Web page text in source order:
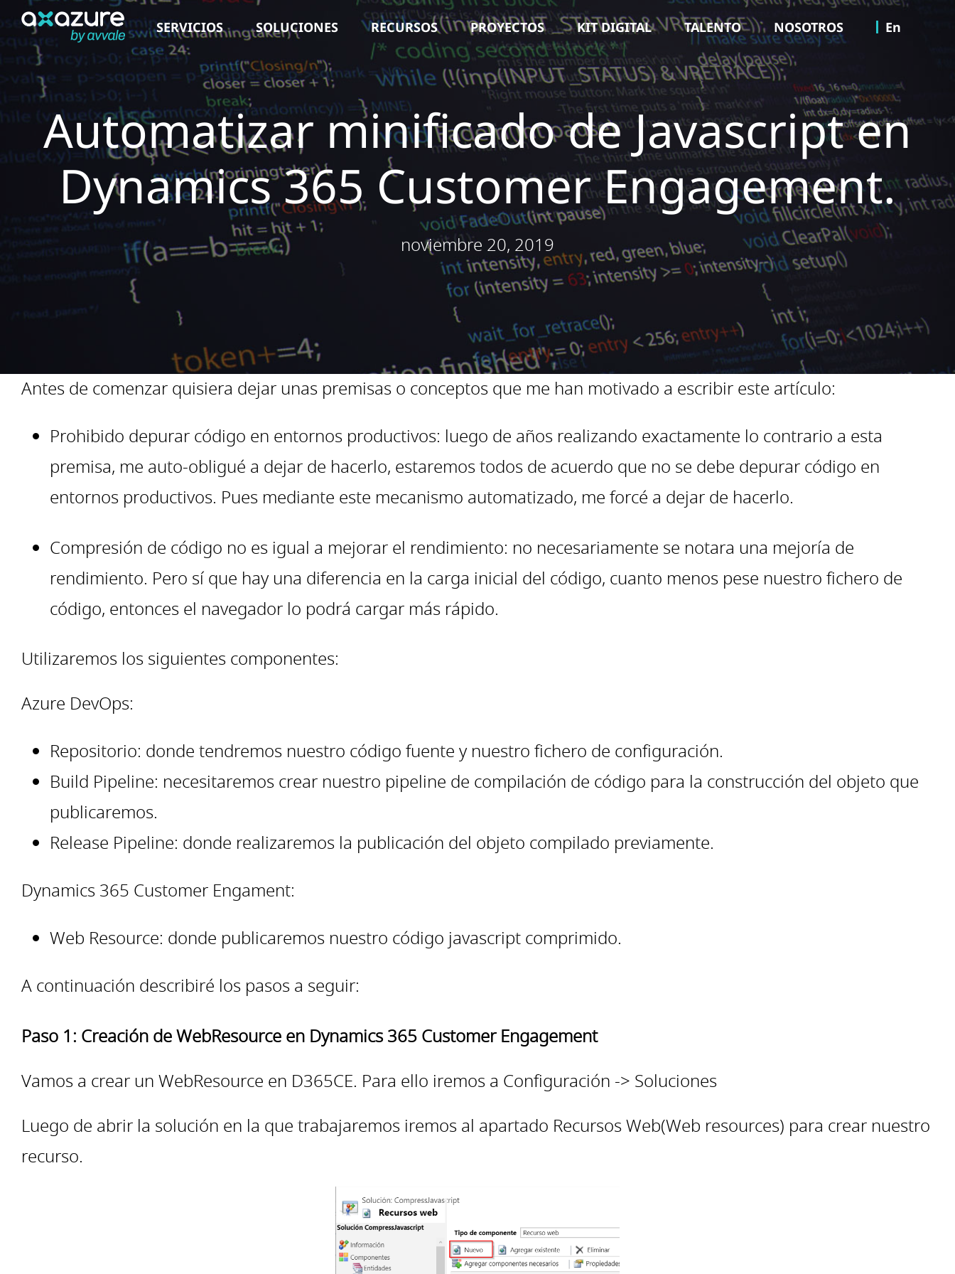
Saltar
contenido
SERVICIOS SOLUCIONES RECURSOS PROYECTOS KIT DIGITAL TALENTO NOSOTROS En
Automatizar minificado de Javascript en
Dynamics 365 Customer Engagement.
noviembre 20, 2019
Antes de comenzar quisiera dejar unas premisas o conceptos que me han motivado a escribir este artículo:
Prohibido depurar código en entornos productivos: luego de años realizando exactamente lo contrario a esta
premisa, me auto-obligué a dejar de hacerlo, estaremos todos de acuerdo que no se debe depurar código en
entornos productivos. Pues mediante este mecanismo automatizado, me forcé a dejar de hacerlo.
Compresión de código no es igual a mejorar el rendimiento: no necesariamente se notara una mejoría de
rendimiento. Pero sí que hay una diferencia en la carga inicial del código, cuanto menos pese nuestro fichero de
código, entonces el navegador lo podrá cargar más rápido.
Utilizaremos los siguientes componentes:
Azure DevOps:
Repositorio: donde tendremos nuestro código fuente y nuestro fichero de configuración.
Build Pipeline: necesitaremos crear nuestro pipeline de compilación de código para la construcción del objeto que
publicaremos.
Release Pipeline: donde realizaremos la publicación del objeto compilado previamente.
Dynamics 365 Customer Engament:
Web Resource: donde publicaremos nuestro código javascript comprimido.
A continuación describiré los pasos a seguir:
Paso 1: Creación de WebResource en Dynamics 365 Customer Engagement
Vamos a crear un WebResource en D365CE. Para ello iremos a Configuración -> Soluciones
Luego de abrir la solución en la que trabajaremos iremos al apartado Recursos Web(Web resources) para crear nuestro
recurso.